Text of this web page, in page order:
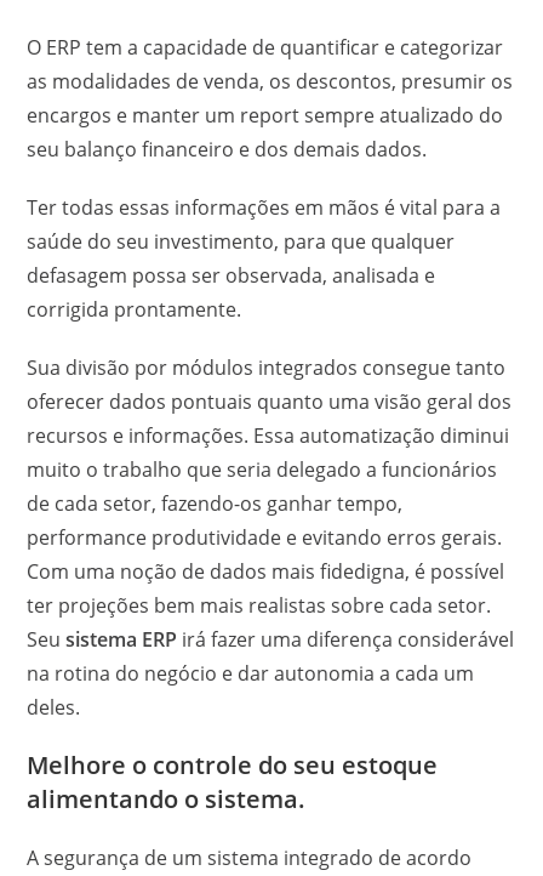
O ERP tem a capacidade de quantificar e categorizar
as modalidades de venda, os descontos, presumir os
encargos e manter um report sempre atualizado do
seu balanço financeiro e dos demais dados.
Ter todas essas informações em mãos é vital para a
saúde do seu investimento, para que qualquer
defasagem possa ser observada, analisada e
corrigida prontamente.
Sua divisão por módulos integrados consegue tanto
oferecer dados pontuais quanto uma visão geral dos
recursos e informações. Essa automatização diminui
muito o trabalho que seria delegado a funcionários
de cada setor, fazendo-os ganhar tempo,
performance produtividade e evitando erros gerais.
Com uma noção de dados mais fidedigna, é possível
ter projeções bem mais realistas sobre cada setor.
Seu sistema ERP irá fazer uma diferença considerável
na rotina do negócio e dar autonomia a cada um
deles.
Melhore o controle do seu estoque
alimentando o sistema.
A segurança de um sistema integrado de acordo